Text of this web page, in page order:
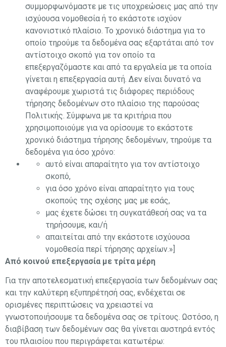
συμμορφωνόμαστε με τις υποχρεώσεις μας από την
ισχύουσα νομοθεσία ή το εκάστοτε ισχύον
κανονιστικό πλαίσιο. Το χρονικό διάστημα για το
οποίο τηρούμε τα δεδομένα σας εξαρτάται από τον
αντίστοιχο σκοπό για τον οποίο τα
επεξεργαζόμαστε και από τα εργαλεία με τα οποία
γίνεται η επεξεργασία αυτή. Δεν είναι δυνατό να
αναφέρουμε χωριστά τις διάφορες περιόδους
τήρησης δεδομένων στο πλαίσιο της παρούσας
Πολιτικής. Σύμφωνα με τα κριτήρια που
χρησιμοποιούμε για να ορίσουμε το εκάστοτε
χρονικό διάστημα τήρησης δεδομένων, τηρούμε τα
δεδομένα για όσο χρόνο:
αυτό είναι απαραίτητο για τον αντίστοιχο
σκοπό,
για όσο χρόνο είναι απαραίτητο για τους
σκοπούς της σχέσης μας με εσάς,
μας έχετε δώσει τη συγκατάθεσή σας να τα
τηρήσουμε, και/ή
απαιτείται από την εκάστοτε ισχύουσα
νομοθεσία περί τήρησης αρχείων.»]
Από κοινού επεξεργασία με τρίτα μέρη
Για την αποτελεσματική επεξεργασία των δεδομένων σας
και την καλύτερη εξυπηρέτησή σας, ενδέχεται σε
ορισμένες περιπτώσεις να χρειαστεί να
γνωστοποιήσουμε τα δεδομένα σας σε τρίτους. Ωστόσο, η
διαβίβαση των δεδομένων σας θα γίνεται αυστηρά εντός
του πλαισίου που περιγράφεται κατωτέρω: